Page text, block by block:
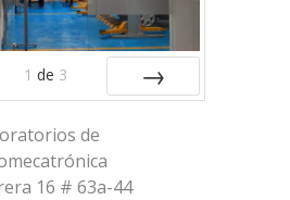
1 de 3
de
16 # 63a-44